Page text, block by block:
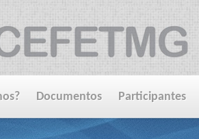
Documentos Participantes